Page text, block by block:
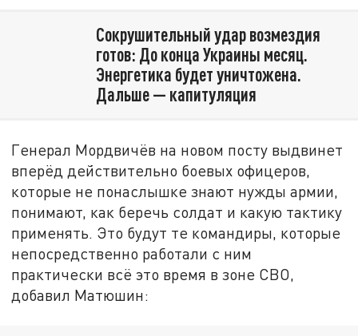
Сокрушительный удар возмездия
готов: До конца Украины месяц.
Энергетика будет уничтожена.
Дальше — капитуляция
Генерал Мордвичёв на новом посту выдвинет
вперёд действительно боевых офицеров,
которые не понаслышке знают нужды армии,
понимают, как беречь солдат и какую тактику
применять. Это будут те командиры, которые
непосредственно работали с ним
практически всё это время в зоне СВО,
добавил Матюшин: